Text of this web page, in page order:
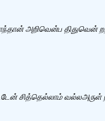
அறிவென்ப
சித்தெல்லாம்